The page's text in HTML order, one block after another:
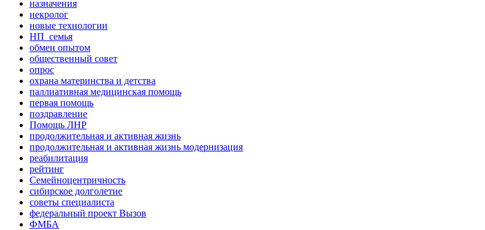
назначения
некролог
новые технологии
НП_семья
обмен опытом
общественный совет
опрос
охрана материнства и детства
паллиативная медицинская помощь
первая помощь
поздравление
Помощь ЛНР
продолжительная и активная жизнь
продолжительная и активная жизнь модернизация
реабилитация
рейтинг
Семейноцентричность
сибирское долголетие
советы специалиста
федеральный проект Вызов
ФМБА